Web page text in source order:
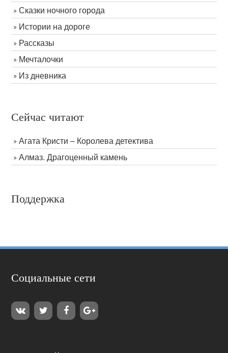
Сказки ночного города
Истории на дороге
Рассказы
Мечталочки
Из дневника
Сейчас читают
Агата Кристи – Королева детектива
Алмаз. Драгоценный камень
Поддержка
Социальные сети